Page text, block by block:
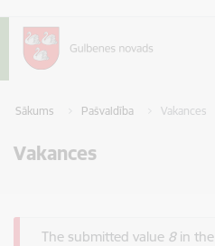
Sākums Pašvaldība Vakances
Vakances
Kļūdas ziņojums
The submitted value 8in the